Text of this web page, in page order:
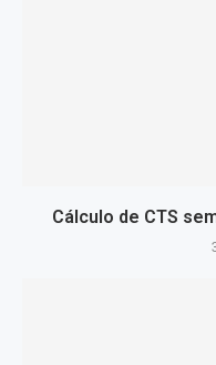
Cálculo de CTS